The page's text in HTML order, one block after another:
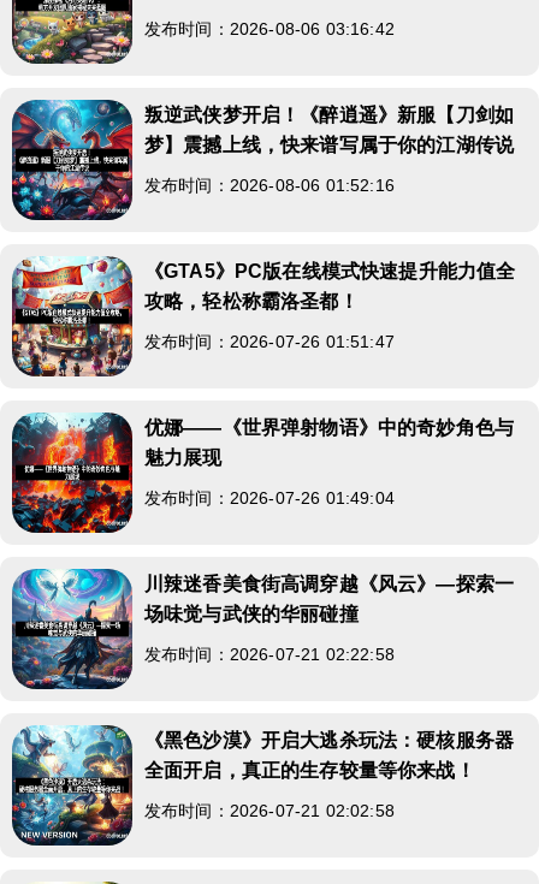
发布时间：2026-08-06 03:16:42
叛逆武侠梦开启！《醉逍遥》新服【刀剑如
梦】震撼上线，快来谱写属于你的江湖传说
发布时间：2026-08-06 01:52:16
《GTA5》PC版在线模式快速提升能力值全
攻略，轻松称霸洛圣都！
发布时间：2026-07-26 01:51:47
优娜——《世界弹射物语》中的奇妙角色与
魅力展现
发布时间：2026-07-26 01:49:04
川辣迷香美食街高调穿越《风云》—探索一
场味觉与武侠的华丽碰撞
发布时间：2026-07-21 02:22:58
《黑色沙漠》开启大逃杀玩法：硬核服务器
全面开启，真正的生存较量等你来战！
发布时间：2026-07-21 02:02:58